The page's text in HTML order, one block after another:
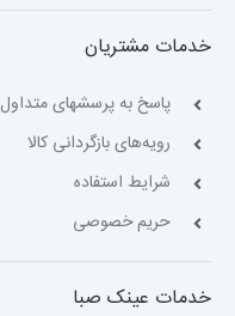
خدمات مشتریان
پاسخ به پرسشهای متداول
رویه‌های بازگردانی کالا
شرایط استفاده
حریم خصوصی
خدمات عینک صبا